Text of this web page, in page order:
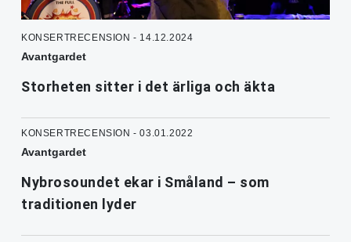
KONSERTRECENSION - 14.12.2024
Avantgardet
Storheten sitter i det ärliga och äkta
KONSERTRECENSION - 03.01.2022
Avantgardet
Nybrosoundet ekar i Småland – som
traditionen lyder